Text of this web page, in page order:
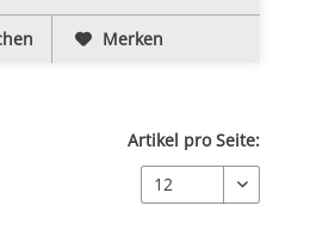
Merken
Artikel pro Seite: